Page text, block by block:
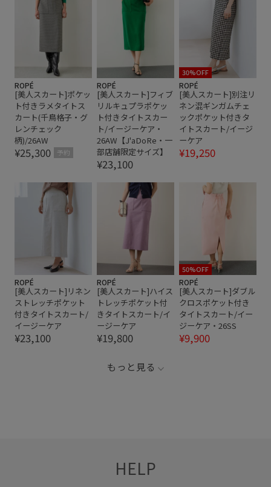
ROPÉ
[美人スカート]ポケッ
ト付きラメタイトス
カート(千鳥格子・グ
レンチェック
柄)/26AW
¥25,300 予約
ROPÉ
[美人スカート]フィブ
リルキュプラポケッ
ト付きタイトスカー
ト/イージーケア・
26AW【J'aDoRe・一
部店舗限定サイズ】
¥23,100
30%OFF
ROPÉ
[美人スカート]別注リ
ネン混ギンガムチェ
ックポケット付きタ
イトスカート/イージ
ーケア
¥19,250
ROPÉ
[美人スカート]リネン
ストレッチポケット
付きタイトスカート/
イージーケア
¥23,100
ROPÉ
[美人スカート]ハイス
トレッチポケット付
きタイトスカート/イ
ージーケア
¥19,800
50%OFF
ROPÉ
[美人スカート]ダブル
クロスポケット付き
タイトスカート/イー
ジーケア・26SS
¥9,900
もっと見る
HELP